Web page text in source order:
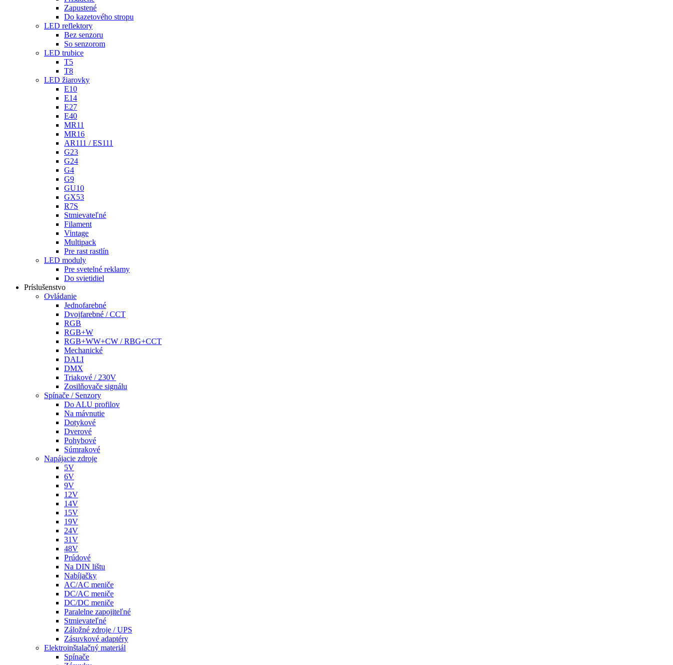
Zapustené
Do kazetového stropu
LED reflektory
Bez senzoru
So senzorom
LED trubice
T5
T8
LED žiarovky
E10
E14
E27
E40
MR11
MR16
AR111 / ES111
G23
G24
G4
G9
GU10
GX53
R7S
Stmievateľné
Filament
Vintage
Multipack
Pre rast rastlín
LED moduly
Pre svetelné reklamy
Do svietidiel
Príslušenstvo
Ovládanie
Jednofarebné
Dvojfarebné / CCT
RGB
RGB+W
RGB+WW+CW / RBG+CCT
Mechanické
DALI
DMX
Triakové / 230V
Zosilňovače signálu
Spínače / Senzory
Do ALU profilov
Na mávnutie
Dotykové
Dverové
Pohybové
Súmrakové
Napájacie zdroje
5V
6V
9V
12V
14V
15V
19V
24V
31V
48V
Prúdové
Na DIN lištu
Nabíjačky
AC/AC meniče
DC/AC meniče
DC/DC meniče
Paralelne zapojiteľné
Stmievateľné
Záložné zdroje / UPS
Zásuvkové adaptéry
Elektroinštalačný materiál
Spínače